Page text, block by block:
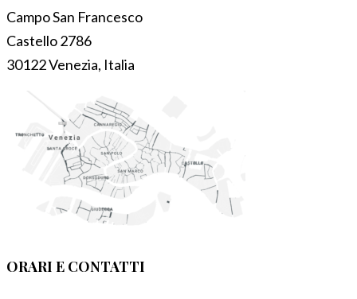
Campo San Francesco
Castello 2786
30122 Venezia, Italia
ORARI E CONTATTI